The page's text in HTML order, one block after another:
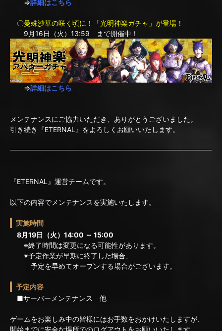
⇒詳細はこちら
〇曼殊沙華の咲く頃に！「光明神楽ガチャ」が登場！
9月16日（火）13:59 まで開催中！
⇒詳細はこちら
メンテナンスにご協力いただき、ありがとうございました。
引き続き『ETERNAL』をよろしくお願いいたします。
『ETERNAL』運営チームです。
以下の内容でメンテナンスを実施いたします。
実施時間
8月19日（火）14:00 ～ 15:00
※終了時間は変更になる可能性があります。
※予定作業が早期に終了した場合、
予定を早めてオープンする場合がございます。
予定内容
■サーバーメンテナンス 他
ゲームをお楽しみ中の皆様にはお手数をおかけいたしますが、